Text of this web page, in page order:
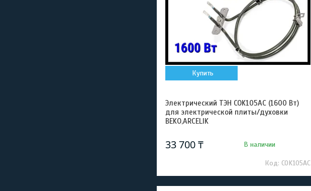
Купить
Электрический ТЭН COK105AC (1600 Вт)
для электрической плиты/духовки
BEKO,ARCELIK
33 700 ₸ В наличии
COK105AC